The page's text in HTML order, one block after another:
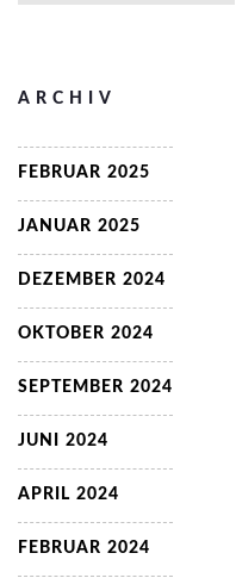
ARCHIV
FEBRUAR 2025
JANUAR 2025
DEZEMBER 2024
OKTOBER 2024
SEPTEMBER 2024
JUNI 2024
APRIL 2024
FEBRUAR 2024